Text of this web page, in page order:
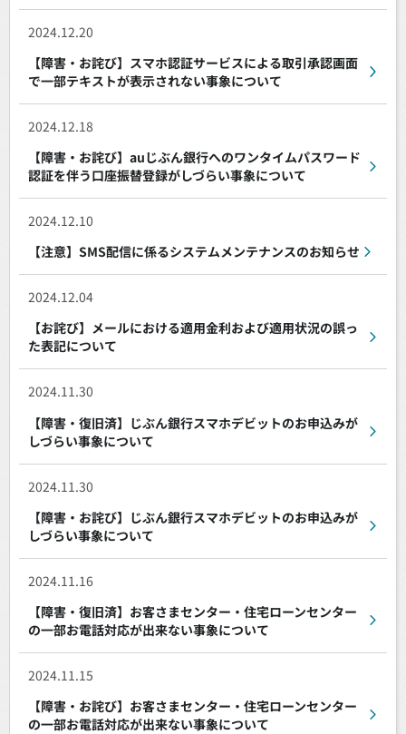
2024.12.20
【障害・お詫び】スマホ認証サービスによる取引承認画面
で一部テキストが表示されない事象について
2024.12.18
【障害・お詫び】auじぶん銀行へのワンタイムパスワード
認証を伴う口座振替登録がしづらい事象について
2024.12.10
【注意】SMS配信に係るシステムメンテナンスのお知らせ
2024.12.04
【お詫び】メールにおける適用金利および適用状況の誤っ
た表記について
2024.11.30
【障害・復旧済】じぶん銀行スマホデビットのお申込みが
しづらい事象について
2024.11.30
【障害・お詫び】じぶん銀行スマホデビットのお申込みが
しづらい事象について
2024.11.16
【障害・復旧済】お客さまセンター・住宅ローンセンター
の一部お電話対応が出来ない事象について
2024.11.15
【障害・お詫び】お客さまセンター・住宅ローンセンター
の一部お電話対応が出来ない事象について